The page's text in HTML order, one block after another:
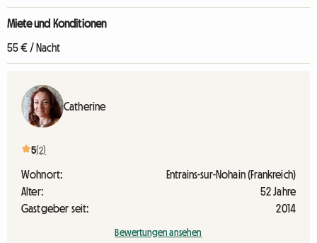
Miete und Konditionen
55 € / Nacht
Catherine
5(2)
Wohnort:
Entrains-sur-Nohain (Frankreich)
Alter:
52 Jahre
Gastgeber seit:
2014
Bewertungen ansehen